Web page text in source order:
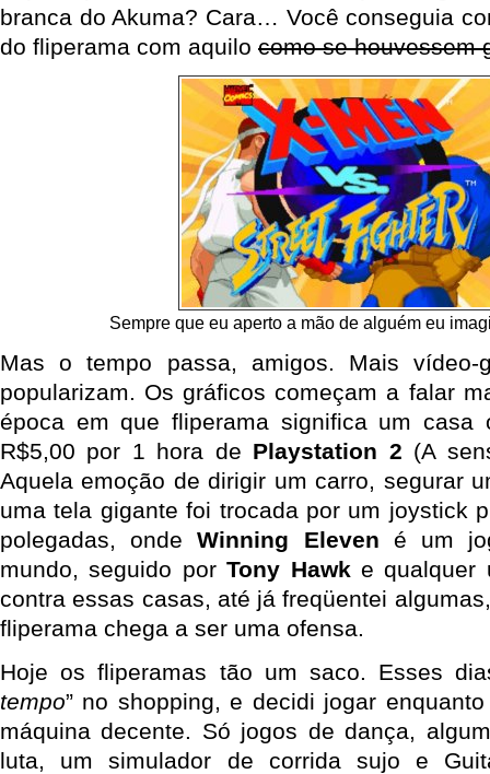
branca do Akuma? Cara… Você conseguia
do fliperama com aquilo como se houvessem
Sempre que eu aperto a mão de alguém eu
Mas o tempo passa, amigos. Mais vídeo-
popularizam. Os gráficos começam a falar
época em que fliperama significa um casa
R$5,00 por 1 hora de Playstation 2 (A
Aquela emoção de dirigir um carro, segurar
uma tela gigante foi trocada por um joystick
polegadas, ondeWinning Eleven é um
mundo, seguido porTony Hawk e qualquer
contra essas casas, até já freqüentei
fliperama chega a ser uma ofensa.
Hoje os fliperamas tão um saco. Esses
tempo” no shopping, e decidi jogar
máquina decente. Só jogos de dança,
luta, um simulador de corrida sujo e